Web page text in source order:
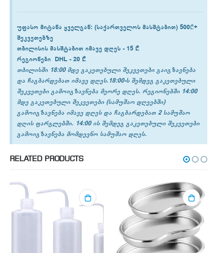
უფასო მიტანა ყველგან: (საქართველოს მასშტაბით) 500₾+
შეკვეთებზე
თბილისის მასშტაბით იმავე დღეს -15 ₾
რეგიონები DHL -20 ₾
თბილისში 18:00 მდე გაკეთებული შეკვეთები გაიგზავნება
და ჩაგბარდებათ იმავე დღეს.18:00-ს შემდეგ გაკეთებული
შეკვეთები გამოიგზავნება მეორე დღეს. რეგიონებში 14:00
მდე გაკეთებული შეკვეთები (სამუშაო დღეებში)
გამოიგზავნება იმავე დღეს და ჩაგბარდებათ 2 სამუშაო
დღის ფარგლებში. 14:00 ის შემდეგ გაკეთებული შეკვეთები
გამოიგზავნება მომდევნო სამუშაო დღეს.
RELATED PRODUCTS